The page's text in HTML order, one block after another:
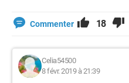
Commenter 18
Celia54500
8 févr. 2019 à 21:39